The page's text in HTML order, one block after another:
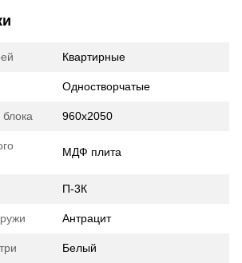
Квартирные
Одностворчатые
960х2050
МДФ плита
П-3К
Антрацит
Белый